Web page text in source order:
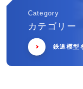
Category
カテゴリー
鉄道模型